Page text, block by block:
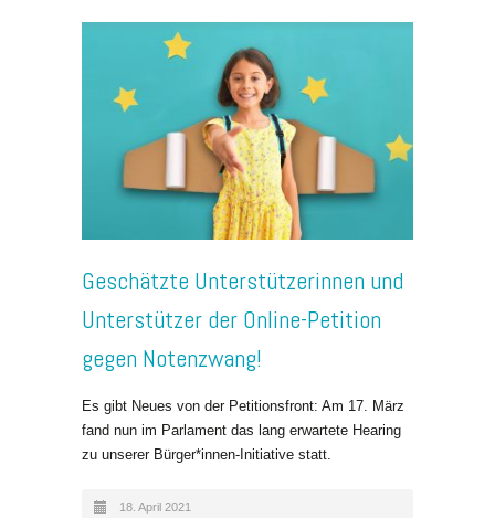
Geschätzte Unterstützerinnen und
Unterstützer der Online-Petition
gegen Notenzwang!
Es gibt Neues von der Petitionsfront: Am 17. März
fand nun im Parlament das lang erwartete Hearing
zu unserer Bürger*innen-Initiative statt.
18. April 2021